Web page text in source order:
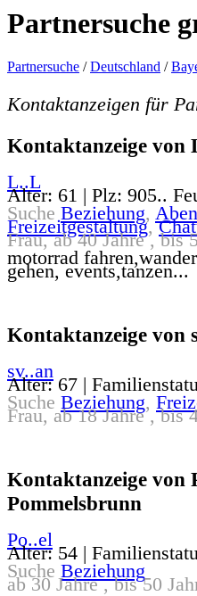
Partnersuche
Partnersuche /Deutschland /
Kontaktanzeigen für
Kontaktanzeige von
L..L
Alter: 61 | Plz: 905..
Suche Beziehung,
Freizeitgestaltung,
Frau, ab 40 Jahre , bis
motorrad
gehen, events,tanzen...
Kontaktanzeige von
sv..an
Alter: 67 |
Suche Beziehung,
Frau, ab 18 Jahre , bis
Kontaktanzeige von
Pommelsbrunn
Po..el
Alter: 54 |
Suche Beziehung
ab 30 Jahre , bis 50